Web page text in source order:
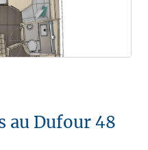
au Dufour 48